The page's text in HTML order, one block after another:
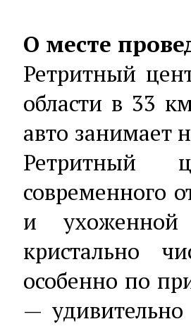
О месте
Ретритный
области в 33
авто занимает
Ретритный
современного
и ухоженной
кристально
особенно по
—